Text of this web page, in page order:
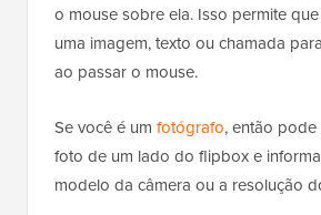
o mouse sobre ela. Isso permite
uma imagem, texto ou chamada
ao passar o mouse.
Se você é um fotógrafo, então
foto de um lado do flipbox e
modelo da câmera ou a resolução